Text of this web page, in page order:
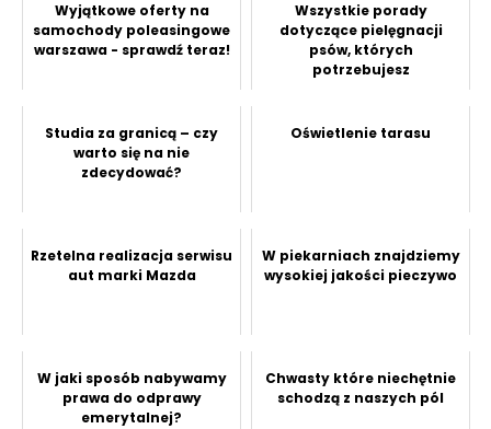
Wyjątkowe oferty na
samochody poleasingowe
warszawa - sprawdź teraz!
Wszystkie porady
dotyczące pielęgnacji
psów, których
potrzebujesz
Studia za granicą – czy
warto się na nie
zdecydować?
Oświetlenie tarasu
Rzetelna realizacja serwisu
aut marki Mazda
W piekarniach znajdziemy
wysokiej jakości pieczywo
W jaki sposób nabywamy
prawa do odprawy
emerytalnej?
Chwasty które niechętnie
schodzą z naszych pól